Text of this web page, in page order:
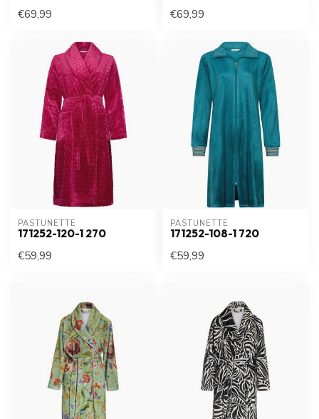
€69,99 €69,99
PASTUNETTE
171252-120-1 270
€59,99
PASTUNETTE
171252-108-1 720
€59,99